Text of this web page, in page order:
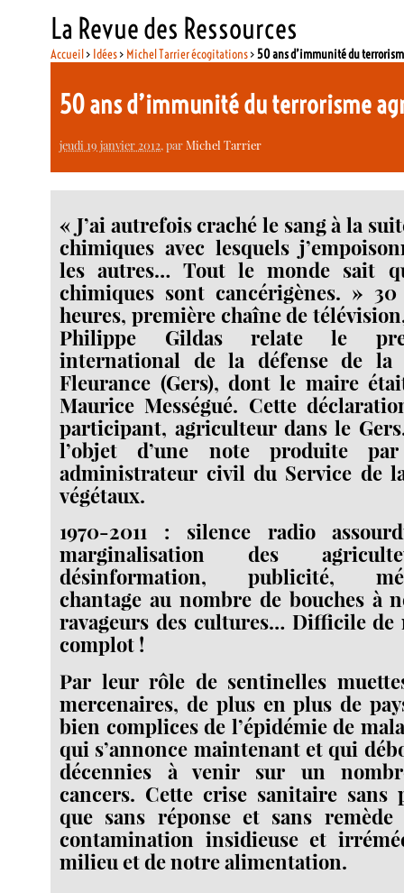
La Revue des Ressources
Accueil> Idées> Michel Tarrier écogitations> 50 ans d’immunité du
50 ans d’immunité du terrorisme
jeudi 19 janvier 2012, parMichel Tarrier
« J’ai autrefois craché le sang à la
chimiques avec lesquels
les autres… Tout le monde sait
chimiques sont cancérigènes. »
heures, première chaîne de
Philippe Gildas relate le
international de la défense de la
Fleurance (Gers), dont le maire
Maurice Mességué. Cette
participant, agriculteur dans le
l’objet d’une note produite
administrateur civil du Service de
végétaux.
1970-2011 : silence radio
marginalisation des
désinformation, publicité,
chantage au nombre de bouches à
ravageurs des cultures… Difficile de
complot !
Par leur rôle de sentinelles
mercenaires, de plus en plus de
bien complices de l’épidémie de
qui s’annonce maintenant et qui
décennies à venir sur un
cancers. Cette crise sanitaire sans
que sans réponse et sans remède
contamination insidieuse et
milieu et de notre alimentation.